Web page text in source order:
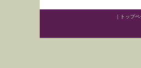
｜ トップペ